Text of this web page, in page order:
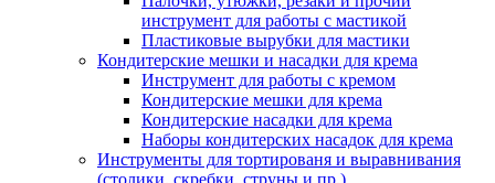
инструмент для работы с мастикой
Пластиковые вырубки для мастики
Кондитерские мешки и насадки для крема
Инструмент для работы с кремом
Кондитерские мешки для крема
Кондитерские насадки для крема
Наборы кондитерских насадок для крема
Инструменты для тортированя и выравнивания
(столики, скребки, струны и пр.)